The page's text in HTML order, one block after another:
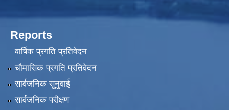
Reports
वार्षिक प्रगति प्रतिवेदन
चौमासिक प्रगति प्रतिवेदन
सार्वजनिक सुनुवाई
सार्वजनिक परीक्षण